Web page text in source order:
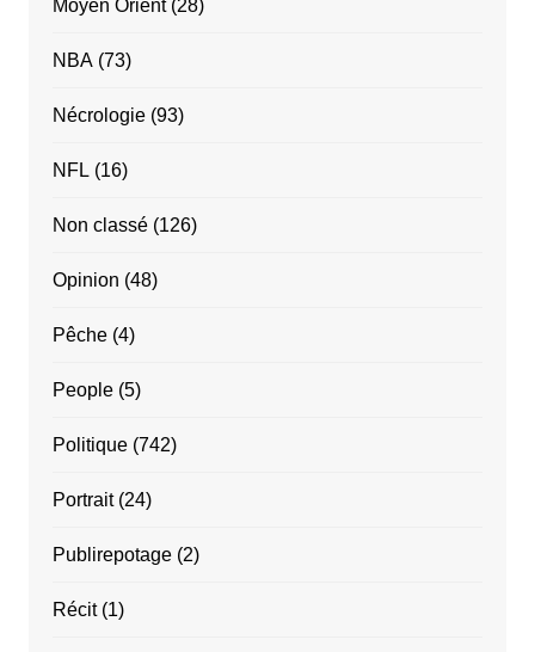
Moyen Orient(28)
NBA(73)
Nécrologie(93)
NFL (16)
Non classé(126)
Opinion (48)
Pêche(4)
People(5)
Politique(742)
Portrait(24)
Publirepotage(2)
Récit(1)